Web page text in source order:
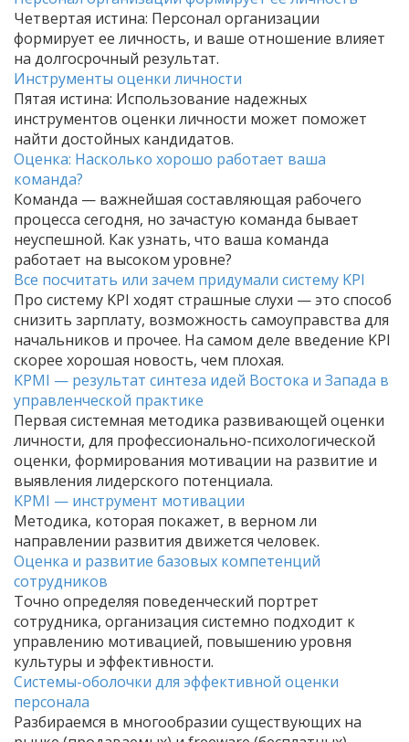
Четвертая истина: Персонал организации
формирует ее личность, и ваше отношение влияет
на долгосрочный результат.
Инструменты оценки личности
Пятая истина: Использование надежных
инструментов оценки личности может поможет
найти достойных кандидатов.
Оценка: Насколько хорошо работает ваша
команда?
Команда — важнейшая составляющая рабочего
процесса сегодня, но зачастую команда бывает
неуспешной. Как узнать, что ваша команда
работает на высоком уровне?
Все посчитать или зачем придумали систему KPI
Про систему KPI ходят страшные слухи — это способ
снизить зарплату, возможность самоуправства для
начальников и прочее. На самом деле введение KPI
скорее хорошая новость, чем плохая.
KPMI — результат синтеза идей Востока и Запада в
управленческой практике
Первая системная методика развивающей оценки
личности, для профессионально-психологической
оценки, формирования мотивации на развитие и
выявления лидерского потенциала.
KPMI — инструмент мотивации
Методика, которая покажет, в верном ли
направлении развития движется человек.
Оценка и развитие базовых компетенций
сотрудников
Точно определяя поведенческий портрет
сотрудника, организация системно подходит к
управлению мотивацией, повышению уровня
культуры и эффективности.
Системы-оболочки для эффективной оценки
персонала
Разбираемся в многообразии существующих на